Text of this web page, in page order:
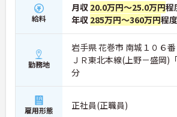
給料
月収 20.0万円～25.0万円
年収 285万円～360万円程
勤務地
岩手県 花巻市 南城１０６番
ＪＲ東北本線(上野－盛岡)
分
雇用形態 正社員(正職員)